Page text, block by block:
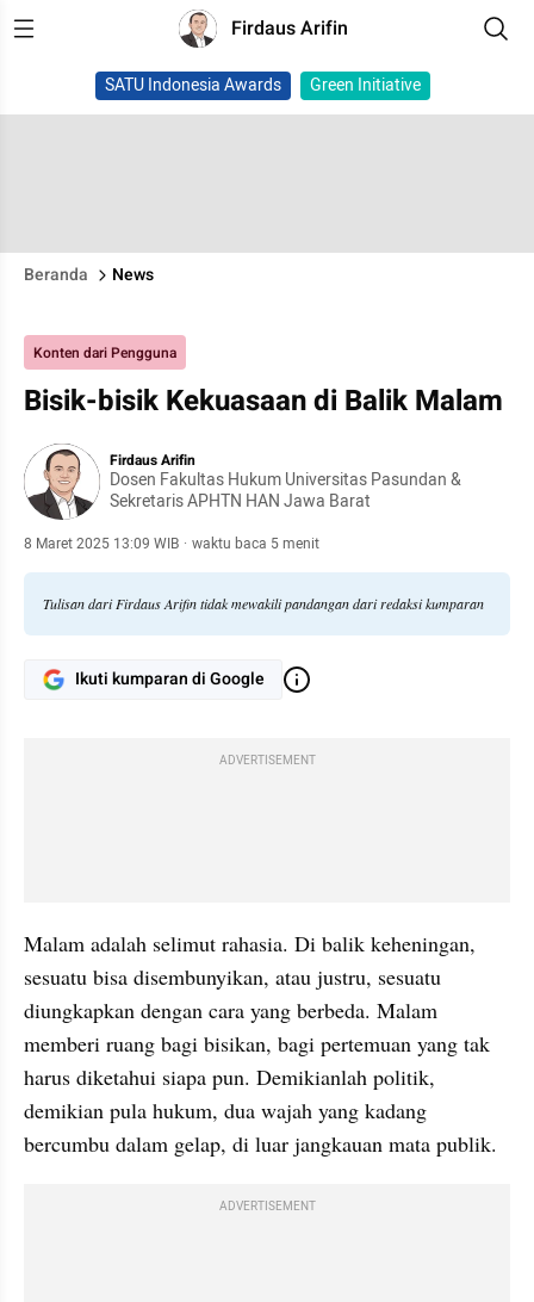
Firdaus Arifin
SATU Indonesia Awards Green Initiative
Beranda News
Konten dari Pengguna
Bisik-bisik Kekuasaan di Balik Malam
Firdaus Arifin
Dosen Fakultas Hukum Universitas Pasundan &
Sekretaris APHTN HAN Jawa Barat
8 Maret 2025 13:09 WIB · waktu baca 5 menit
Tulisan dari Firdaus Arifin tidak mewakili pandangan dari redaksi kumparan
Ikuti kumparan di Google
ADVERTISEMENT
Malam adalah selimut rahasia. Di balik keheningan,
sesuatu bisa disembunyikan, atau justru, sesuatu
diungkapkan dengan cara yang berbeda. Malam
memberi ruang bagi bisikan, bagi pertemuan yang tak
harus diketahui siapa pun. Demikianlah politik,
demikian pula hukum, dua wajah yang kadang
bercumbu dalam gelap, di luar jangkauan mata publik.
ADVERTISEMENT